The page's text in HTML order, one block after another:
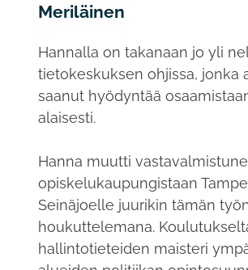
Meriläinen
Hannalla on takanaan jo yli
tietokeskuksen ohjissa, jonka
saanut hyödyntää
alaisesti.
Hanna muutti
opiskelukaupungistaan
Seinäjoelle juurikin tämän
houkuttelemana.
hallintotieteiden maisteri